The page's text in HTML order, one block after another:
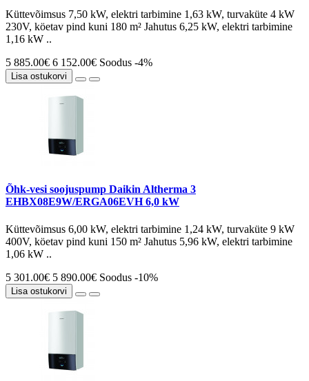
Küttevõimsus 7,50 kW, elektri tarbimine 1,63 kW, turvaküte 4 kW
230V, köetav pind kuni 180 m² Jahutus 6,25 kW, elektri tarbimine
1,16 kW ..
5 885.00€ 6 152.00€ Soodus -4%
Lisa ostukorvi
Õhk-vesi soojuspump Daikin Altherma 3
EHBX08E9W/ERGA06EVH 6,0 kW
Küttevõimsus 6,00 kW, elektri tarbimine 1,24 kW, turvaküte 9 kW
400V, köetav pind kuni 150 m² Jahutus 5,96 kW, elektri tarbimine
1,06 kW ..
5 301.00€ 5 890.00€ Soodus -10%
Lisa ostukorvi